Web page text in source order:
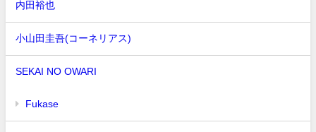
内田裕也
小山田圭吾(コーネリアス)
SEKAI NO OWARI
Fukase